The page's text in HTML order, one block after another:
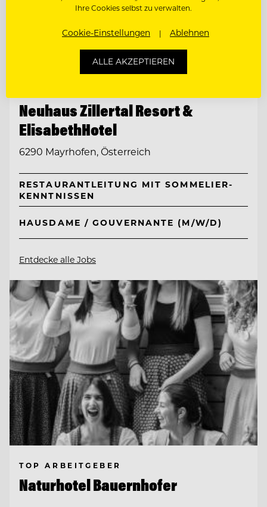
Neuhaus Zillertal Resort &
ElisabethHotel
6290 Mayrhofen, Österreich
RESTAURANTLEITUNG MIT SOMMELIER-
KENNTNISSEN
HAUSDAME / GOUVERNANTE (M/W/D)
Entdecke alle Jobs
TOP ARBEITGEBER
Naturhotel Bauernhofer
Ihre Cookies selbst zu verwalten.
Cookie-Einstellungen Ablehnen
ALLE AKZEPTIEREN